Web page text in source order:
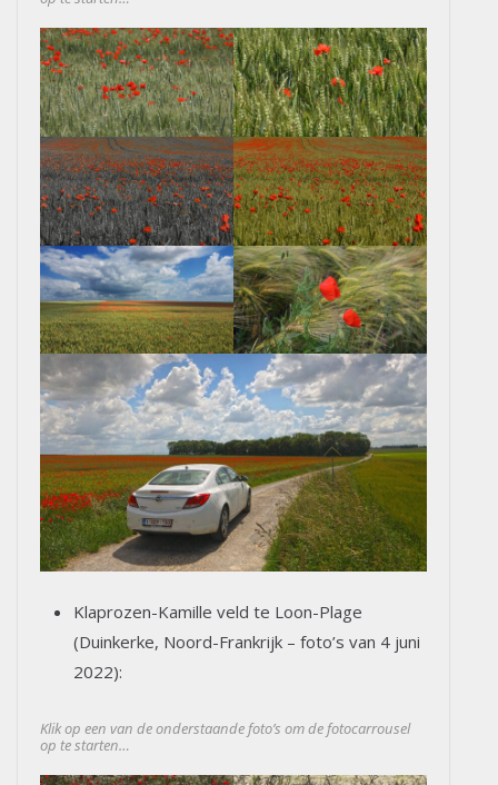
Klaprozen-Kamille veld te Loon-Plage
(Duinkerke, Noord-Frankrijk – foto’s van 4 juni
2022):
Klik op een van de onderstaande foto’s om de fotocarrousel
op te starten…